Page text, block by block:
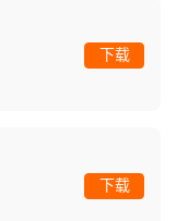
下载
下载